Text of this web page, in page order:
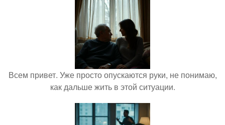
Всем привет. Уже просто опускаются руки, не понимаю,
как дальше жить в этой ситуации.